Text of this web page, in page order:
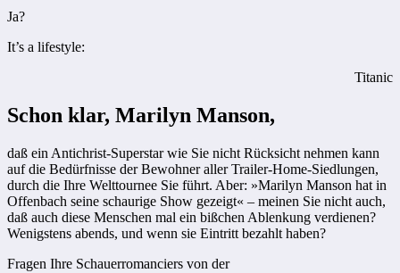
Ja?
It’s a lifestyle:
Titanic
Schon klar, Marilyn Manson,
daß ein Antichrist-Superstar wie Sie nicht Rücksicht nehmen kann
auf die Bedürfnisse der Bewohner aller Trailer-Home-Siedlungen,
durch die Ihre Welttournee Sie führt. Aber: »Marilyn Manson hat in
Offenbach seine schaurige Show gezeigt« – meinen Sie nicht auch,
daß auch diese Menschen mal ein bißchen Ablenkung verdienen?
Wenigstens abends, und wenn sie Eintritt bezahlt haben?
Fragen Ihre Schauerromanciers von der